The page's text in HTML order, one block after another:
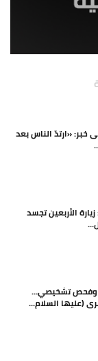
«ارتدّ الناس بعد
الأربعين تجسد
طبية وفحص تشخيصي…
(عليها السلام...